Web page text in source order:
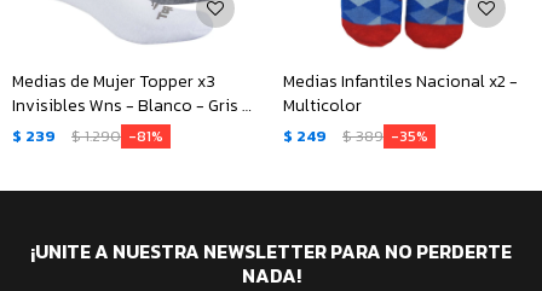
Medias de Mujer Topper x3
Invisibles Wns - Blanco - Gris -
Negro
$ 239 $1.290 81
Medias Infantiles Nacional x2 -
Multicolor
$ 249 $389 35
¡UNITE A NUESTRA NEWSLETTER PARA NO PERDERTE
NADA!